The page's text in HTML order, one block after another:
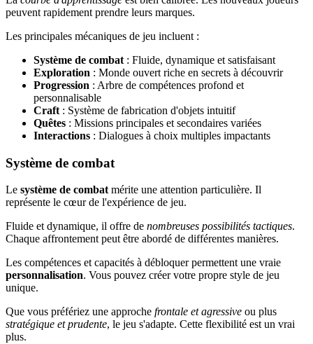
peuvent rapidement prendre leurs marques.
Les principales mécaniques de jeu incluent :
Système de combat : Fluide, dynamique et satisfaisant
Exploration : Monde ouvert riche en secrets à découvrir
Progression : Arbre de compétences profond et
personnalisable
Craft : Système de fabrication d'objets intuitif
Quêtes : Missions principales et secondaires variées
Interactions : Dialogues à choix multiples impactants
Système de combat
Le système de combat mérite une attention particulière. Il
représente le cœur de l'expérience de jeu.
Fluide et dynamique, il offre de nombreuses possibilités tactiques.
Chaque affrontement peut être abordé de différentes manières.
Les compétences et capacités à débloquer permettent une vraie
personnalisation. Vous pouvez créer votre propre style de jeu
unique.
Que vous préfériez une approche frontale et agressive ou plus
stratégique et prudente, le jeu s'adapte. Cette flexibilité est un vrai
plus.